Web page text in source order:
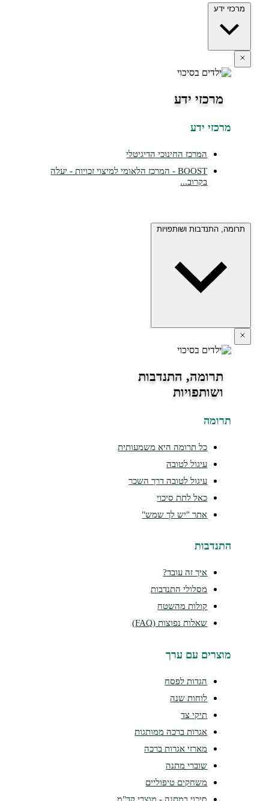
מרכזי ידע
מרכזי ידע
מרכזי ידע
המרכז החינוכי הדיגיטלי
BOOST - המרכז הלאומי למיצוי זכויות - יעלה
בקרוב...
תרומה, התנדבות ושותפויות
תרומה, התנדבות
ושותפויות
תרומה
כל תרומה היא משמעותית
עיגול לטובה
עיגול לטובה דרך השכר
כאל לתת סיכוי
אתר "יש לך שמש"
התנדבות
איך זה עובד?
מסלולי התנדבות
קולות מהשטח
שאלות נפוצות (FAQ)
מוצרים עם ערך
הגדות לפסח
לוחות שנה
תיקי צד
אגרות ברכה ממותגות
מארזי אגרות ברכה
שוברי מתנה
משחקים טיפוליים